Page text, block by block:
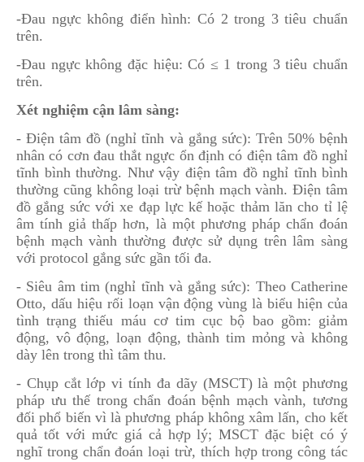
-Đau ngực không điển hình: Có 2 trong 3 tiêu chuẩn
trên.
-Đau ngực không đặc hiệu: Có ≤ 1 trong 3 tiêu chuẩn
trên.
Xét nghiệm cận lâm sàng:
- Điện tâm đồ (nghỉ tĩnh và gắng sức): Trên 50% bệnh
nhân có cơn đau thắt ngực ổn định có điện tâm đồ nghỉ
tĩnh bình thường. Như vậy điện tâm đồ nghỉ tĩnh bình
thường cũng không loại trừ bệnh mạch vành. Điện tâm
đồ gắng sức với xe đạp lực kế hoặc thảm lăn cho tỉ lệ
âm tính giả thấp hơn, là một phương pháp chẩn đoán
bệnh mạch vành thường được sử dụng trên lâm sàng
với protocol gắng sức gần tối đa.
- Siêu âm tim (nghỉ tĩnh và gắng sức): Theo Catherine
Otto, dấu hiệu rối loạn vận động vùng là biểu hiện của
tình trạng thiếu máu cơ tim cục bộ bao gồm: giảm
động, vô động, loạn động, thành tim mỏng và không
dày lên trong thì tâm thu.
- Chụp cắt lớp vi tính đa dãy (MSCT) là một phương
pháp ưu thế trong chẩn đoán bệnh mạch vành, tương
đối phổ biến vì là phương pháp không xâm lấn, cho kết
quả tốt với mức giá cả hợp lý; MSCT đặc biệt có ý
nghĩ trong chẩn đoán loại trừ, thích hợp trong công tác